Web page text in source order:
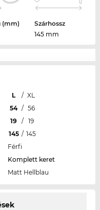
(mm)
Szárhossz
145 mm
L / XL
54 / 56
19 /
19
145 / 145
Férfi
Komplett keret
Matt Hellblau